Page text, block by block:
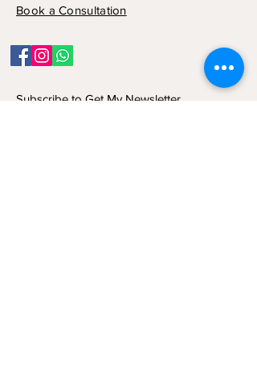
Book a Consultation
Subscribe to Get My Newsletter